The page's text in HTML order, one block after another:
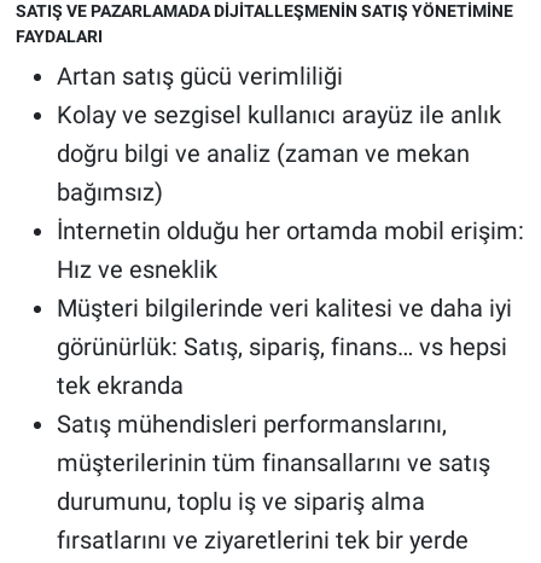
SATIŞ VE PAZARLAMADA DİJİTALLEŞMENİN SATIŞ YÖNETİMİNE
FAYDALARI
Artan satış gücü verimliliği
Kolay ve sezgisel kullanıcı arayüz ile anlık
doğru bilgi ve analiz (zaman ve mekan
bağımsız)
İnternetin olduğu her ortamda mobil erişim:
Hız ve esneklik
Müşteri bilgilerinde veri kalitesi ve daha iyi
görünürlük: Satış, sipariş, finans… vs hepsi
tek ekranda
Satış mühendisleri performanslarını,
müşterilerinin tüm finansallarını ve satış
durumunu, toplu iş ve sipariş alma
fırsatlarını ve ziyaretlerini tek bir yerde